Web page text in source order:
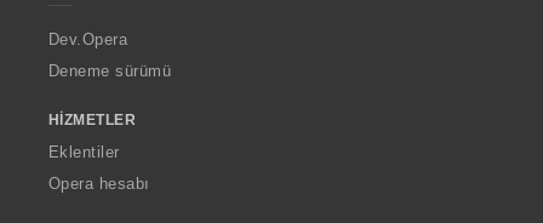
a
Dev.Opera
Deneme sürümü
HIZMETLER
Eklentiler
Opera hesabı